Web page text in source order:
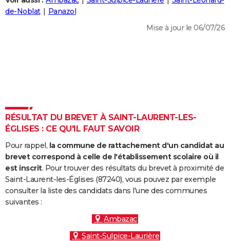
Destinations
City break
Voyage nature
Voyage de noces
Forum
Climat
+
PHOTO
Dictionnaire
Biographies
Citations
Expressions
Proverbes
PROGRAMME TV
S'inscrire
Se connecter
Lycées
Collèges
Primaires
Universités
Entreprises
Service militaire
Avis de recherche
AVIS DE DÉCÈS
FORUM
Bricolage
Lifestyle
Culture
SportAuto
Television
Voyage
Cinema
de-Noblat
Panazol
Mise à jour le 06/07/26
RÉSULTAT DU BREVET À SAINT-LAURENT-LES-
ÉGLISES : CE QU'IL FAUT SAVOIR
Pour rappel, la commune de rattachement d'un candidat au
brevet correspond à celle de l'établissement scolaire où il
est inscrit. Pour trouver des résultats du brevet à proximité de
Saint-Laurent-les-Églises (87240), vous pouvez par exemple
consulter la liste des candidats dans l'une des communes
suivantes :
Ambazac
Saint-Sulpice-Laurière